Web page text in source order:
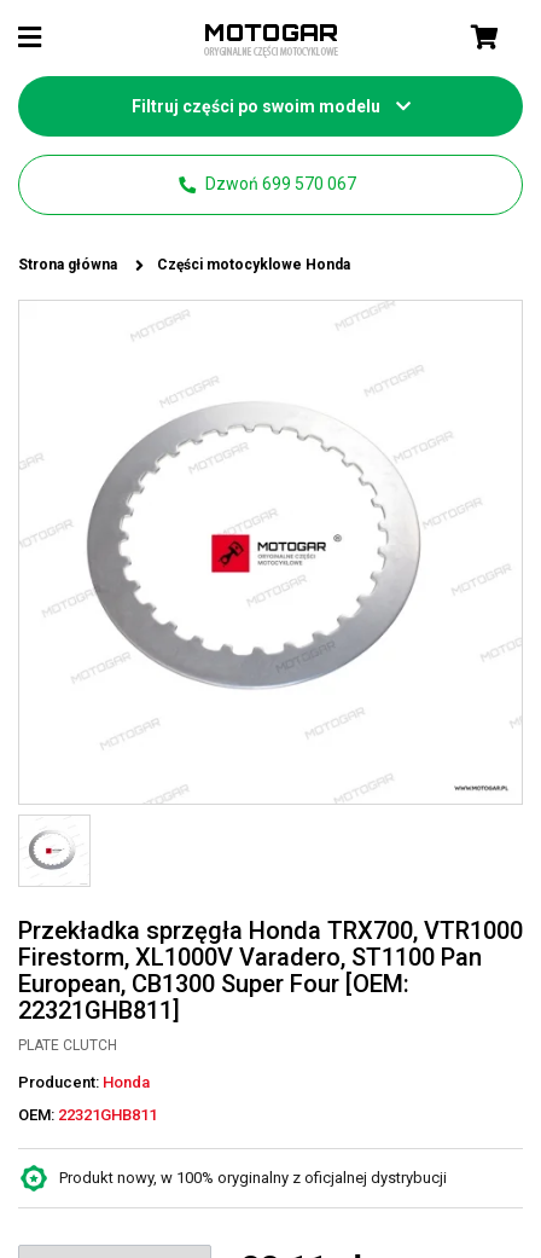
Filtruj części po swoim modelu
Dzwoń 699 570 067
Strona główna Części motocyklowe Honda
Przekładka sprzęgła Honda TRX700, VTR1000
Firestorm, XL1000V Varadero, ST1100 Pan
European, CB1300 Super Four [OEM:
22321GHB811]
PLATE CLUTCH
Producent: Honda
OEM: 22321GHB811
Produkt nowy, w 100% oryginalny z oficjalnej dystrybucji